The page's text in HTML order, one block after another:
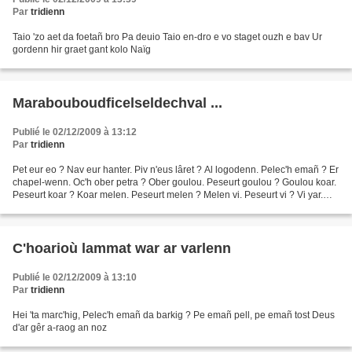
Par tridienn
Taio 'zo aet da foetañ bro Pa deuio Taio en-dro e vo staget ouzh e bav Ur
gordenn hir graet gant kolo Naïg
Marabouboudficelseldechval ...
Publié le 02/12/2009 à 13:12
Par tridienn
Pet eur eo ? Nav eur hanter. Piv n'eus lâret ? Al logodenn. Pelec'h emañ ? Er
chapel-wenn. Oc'h ober petra ? Ober goulou. Peseurt goulou ? Goulou koar.
Peseurt koar ? Koar melen. Peseurt melen ? Melen vi. Peseurt vi ? Vi yar.
C'hoarioù lammat war ar varlenn
Publié le 02/12/2009 à 13:10
Par tridienn
Hei 'ta marc'hig, Pelec'h emañ da barkig ? Pe emañ pell, pe emañ tost Deus
d'ar gêr a-raog an noz